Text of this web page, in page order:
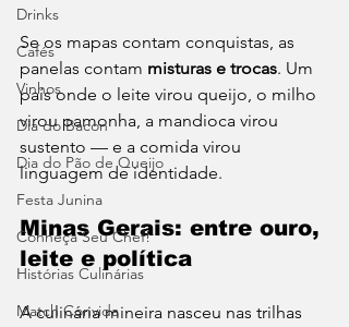
Drinks
Cafés
Vinhos
Dia do Bacon
Dia do Pão de Queijo
Festa Junina
Conheça Seu Chef!
Histórias Culinárias
Match Convida
Se os mapas contam conquistas, as
panelas contam misturas e trocas. Um
país onde o leite virou queijo, o milho
virou pamonha, a mandioca virou
sustento — e a comida virou
linguagem de identidade.
Minas Gerais: entre ouro,
leite e política
A culinária mineira nasceu nas trilhas